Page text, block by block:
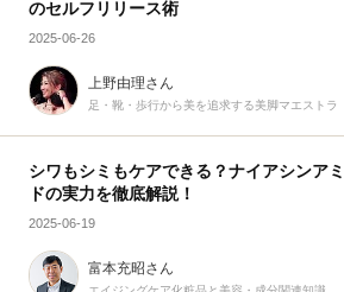
のセルフリリース術
2025-06-26
上野由理さん
足・靴・歩行から美を追求する美脚マエストラ
シワもシミもケアできる？ナイアシンアミ
ドの実力を徹底解説！
2025-06-19
富本充昭さん